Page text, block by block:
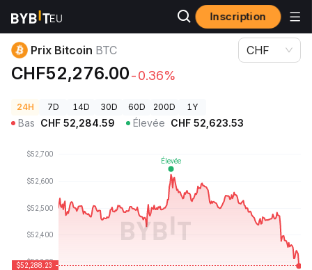
Inscription
Prix des cryptos
Prix Bitcoin BTC
CHF52,276.00-0.36%
CHF
24H 7D 14D 30D 60D 200D 1Y
Bas CHF 52,284.59 Élevée CHF 52,623.53